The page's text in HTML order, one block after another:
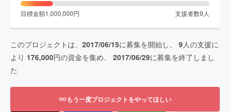
目標金額1,000,000円 支援者数9 人
このプロジェクトは、 2017/06/15に募集を開始し、 9人の支援に
より 176,000円の資金を集め、 2017/06/29に募集を終了しまし
た
もう一度プロジェクトをやってほしい